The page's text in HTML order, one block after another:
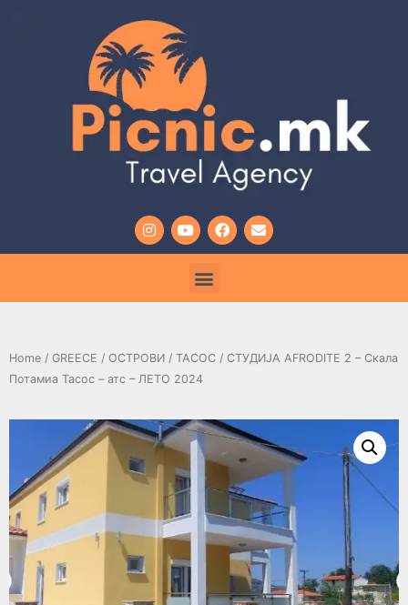
Home / GREECE / ОСТРОВИ / ТАСОС / СТУДИЈА AFRODITE 2 – Скала
Потамиа Тасос – атс – ЛЕТО 2024